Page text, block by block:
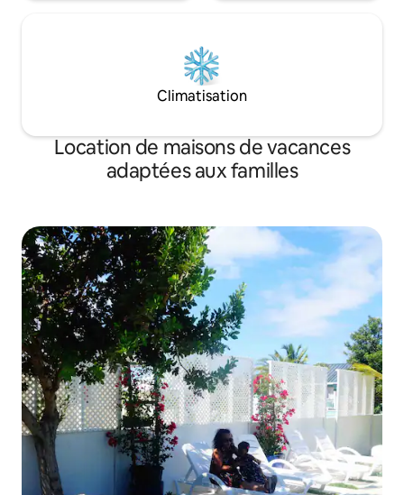
Climatisation
Location de maisons de vacances
adaptées aux familles